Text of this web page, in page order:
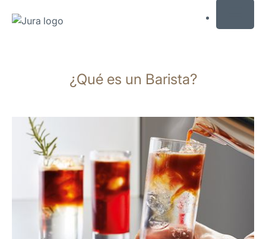
búsqueda
¿Qué es un Barista?